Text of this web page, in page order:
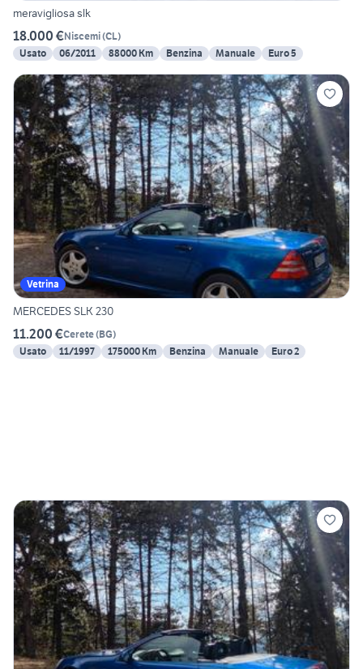
meravigliosa slk
18.000 €Niscemi(CL)
Usato
06/2011 88000 Km Benzina Manuale Euro 5
Vetrina
MERCEDES SLK 230
11.200 €Cerete(BG)
Usato
11/1997 175000 Km Benzina Manuale Euro 2